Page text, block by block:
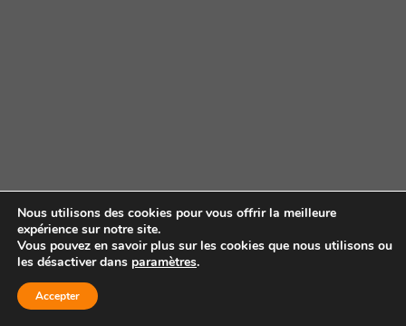
Nous utilisons des cookies pour vous offrir la meilleure
expérience sur notre site.
Vous pouvez en savoir plus sur les cookies que nous utilisons ou
les désactiver dans paramètres.
Accepter